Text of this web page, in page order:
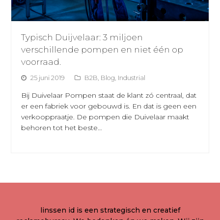
Typisch Duijvelaar: 3 miljoen
verschillende pompen en niet één op
voorraad.
25 juni 2019 B2B Blog Industrial
Bij Duivelaar Pompen staat de klant zó centraal, dat
er een fabriek voor gebouwd is. En dat is geen een
verkooppraatje. De pompen die Duivelaar maakt
behoren tot het beste…
linssen id is een strategisch en creatief